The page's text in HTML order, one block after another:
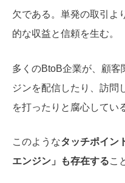
欠である。単発の取引よ
的な収益と信頼を生む。
多くのBtoB企業が、顧
ジンを配信したり、訪問
を打ったりと腐心してい
このようなタッチポイン
エンジン」も存在するこ